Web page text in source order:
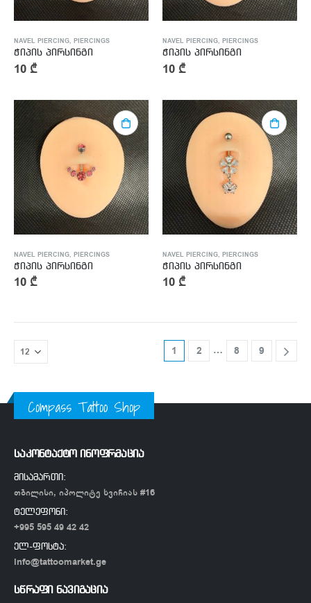
NAVEL PIERCING, PIERCINGS
ჭიპის პირსინგი
10 ₾
NAVEL PIERCING, PIERCINGS
ჭიპის პირსინგი
10 ₾
NAVEL PIERCING, PIERCINGS
ჭიპის პირსინგი
10 ₾
NAVEL PIERCING, PIERCINGS
ჭიპის პირსინგი
10 ₾
1 2 … 8 9
Compass Tattoo Shop
საკონტაქტო ინოფრმაცია
მისამართი:
თბილისი, იპოლიტე ხვიჩიას #16
ტელეფონი:
+995 595 49 42 42
ელ-ფოსტა:
info@tattoomarket.ge
სწრაფი ნავიგაცია